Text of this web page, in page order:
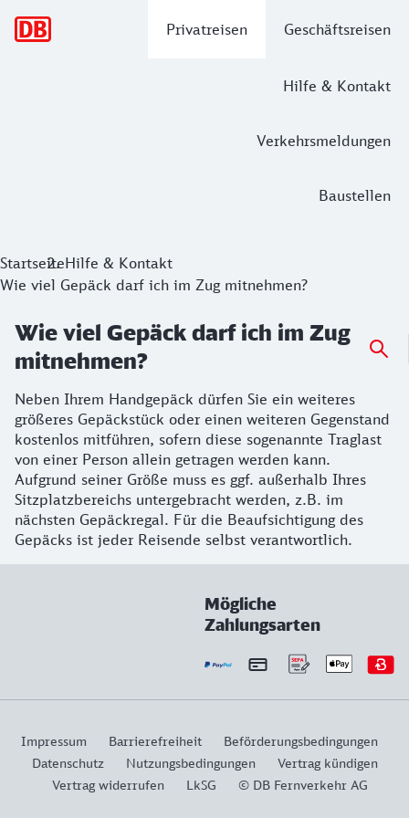
Privatreisen Geschäftsreisen
Hilfe & Kontakt
Verkehrsmeldungen
Baustellen
StartseiteHilfe & Kontakt
Wie viel Gepäck darf ich im Zug mitnehmen?
Wie viel Gepäck darf ich im Zug
mitnehmen?
Neben Ihrem Handgepäck dürfen Sie ein weiteres
größeres Gepäckstück oder einen weiteren Gegenstand
kostenlos mitführen, sofern diese sogenannte Traglast
von einer Person allein getragen werden kann.
Aufgrund seiner Größe muss es ggf. außerhalb Ihres
Sitzplatzbereichs untergebracht werden, z.B. im
nächsten Gepäckregal. Für die Beaufsichtigung des
Gepäcks ist jeder Reisende selbst verantwortlich.
Mögliche
Zahlungsarten
Impressum Barrierefreiheit
Beförderungsbedingungen
Datenschutz
Nutzungsbedingungen
Vertrag kündigen
Vertrag widerrufen
LkSG © DB Fernverkehr AG